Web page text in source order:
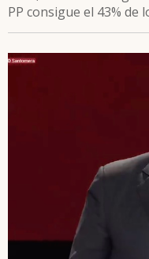
PP consigue el 43% de